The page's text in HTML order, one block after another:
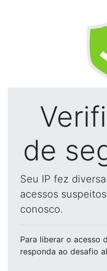
de
Seu IP fez
acessos
conosco.
Para liberar o acesso
responda ao desafio